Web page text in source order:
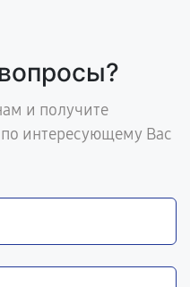
и получите
интересующему Вас